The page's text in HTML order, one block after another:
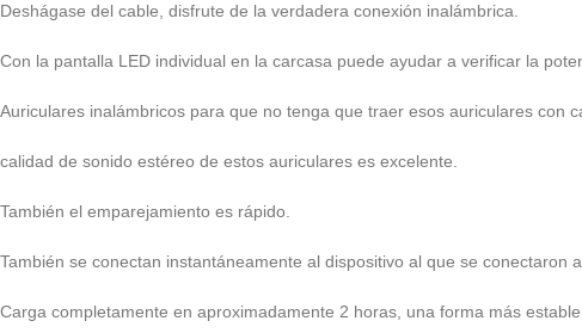
Deshágase del cable, disfrute de la verdadera conexión inalámbrica.
Con la pantalla LED individual en la carcasa puede ayudar a verificar la
Auriculares inalámbricos para que no tenga que traer esos auriculares con
calidad de sonido estéreo de estos auriculares es excelente.
También el emparejamiento es rápido.
También se conectan instantáneamente al dispositivo al que se conectaron
Carga completamente en aproximadamente 2 horas, una forma más